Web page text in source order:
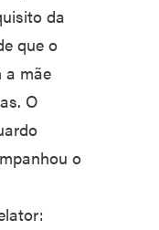
da
que o
a mãe
O
o